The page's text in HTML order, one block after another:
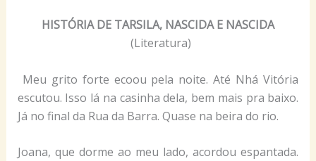
HISTÓRIA DE TARSILA, NASCIDA E NASCIDA
(Literatura)
Meu grito forte ecoou pela noite. Até Nhá Vitória
escutou. Isso lá na casinha dela, bem mais pra baixo.
Já no final da Rua da Barra. Quase na beira do rio.
Joana, que dorme ao meu lado, acordou espantada.